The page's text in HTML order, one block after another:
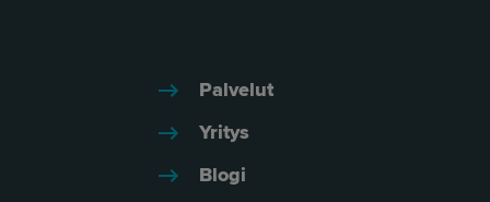
Palvelut
Yritys
Blogi